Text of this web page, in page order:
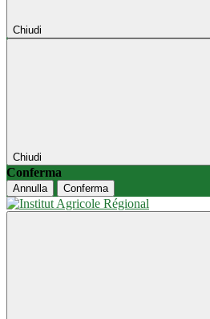
Chiudi
Chiudi
Conferma
Annulla Conferma